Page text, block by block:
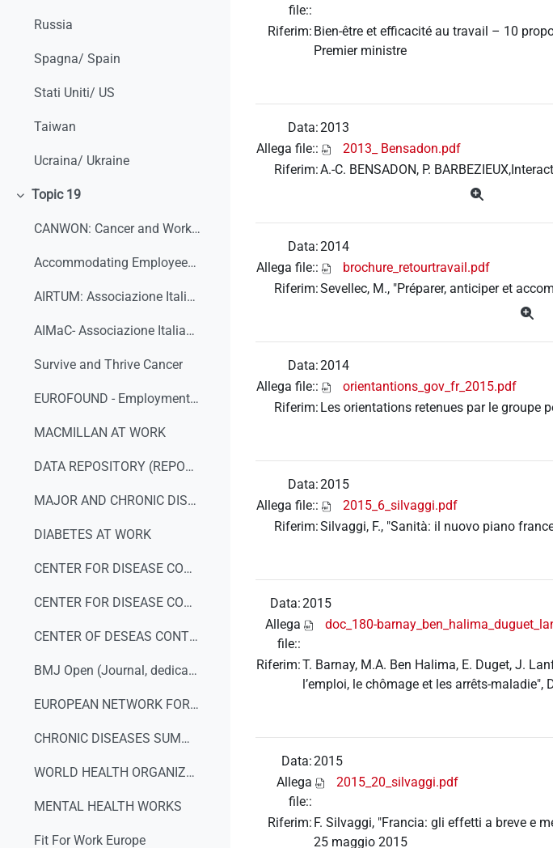
Russia
Spagna/ Spain
Stati Uniti/ US
Taiwan
Ucraina/ Ukraine
Minimizza
Topic 19
CANWON: Cancer and Work Network
Accommodating Employees with Psychiatric Disabilities. University of Michigan
AIRTUM: Associazione Italiana Registro Tumori
AIMaC- Associazione Italiana Malati di Cancro
Survive and Thrive Cancer
EUROFOUND - Employment opportunities for people with chronic diseases - national reports
MACMILLAN AT WORK
DATA REPOSITORY (REPORTS)
MAJOR AND CHRONIC DISEASES
DIABETES AT WORK
CENTER FOR DISEASE CONTROL AND PREVENTION (DEPRESSION)
CENTER FOR DISEASE CONTROL AND PREVENTION
CENTER OF DESEAS CONTROL AND PREVENTION (Workplace Safety & Health Topics)
BMJ Open (Journal, dedicated to publishing medical research)
EUROPEAN NETWORK FOR WORKPLACE HEALTH PROMOTION (ENHWP)
CHRONIC DISEASES SUMMIT 2014
WORLD HEALTH ORGANIZATION - NCD summit to shape the international agenda
MENTAL HEALTH WORKS
Fit For Work Europe
file::
Riferim: Bien-être et efficacité au travail – 10
Premier ministre
Data:2013
Allega file::
2013_ Bensadon.pdf
Riferim:A.-C. BENSADON, P.
Data:2014
Allega file::
brochure_retourtravail.pdf
Riferim:Sevellec, M., "Préparer, anticiper et
Data:2014
Allega file::
orientantions_gov_fr_2015.pdf
Riferim: Les orientations retenues par le groupe
Data:2015
Allega file::
2015_6_silvaggi.pdf
Riferim:Silvaggi, F., "Sanità: il nuovo piano
Data:2015
Allega
file::
doc_180-
Riferim:T. Barnay, M.A. Ben Halima, E. Duget, J.
l’emploi, le chômage et les arrêts-maladie",
Data:2015
Allega
file::
2015_20_silvaggi.pdf
Riferim: F. Silvaggi, "Francia: gli effetti a breve e
25 maggio 2015